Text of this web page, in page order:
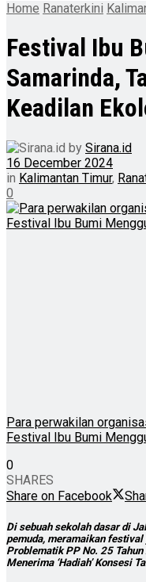
Home Ranaterkini
Festival Ibu
Samarinda,
Keadilan
by Sirana.id
16 December 2024
in Kalimantan Timur,
0
Para perwakilan
Festival Ibu Bumi
0
SHARES
Share on Facebook
Di sebuah sekolah dasar di
pemuda, meramaikan festival
Problematik PP No. 25
Menerima ‘Hadiah’ Konsesi